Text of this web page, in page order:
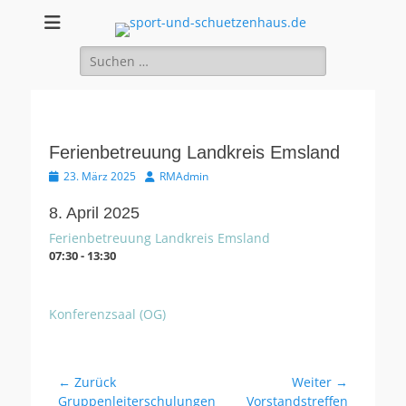
sport-und-
Sport- und Schützenhaus GbR
Suche
nach:
Ferienbetreuung Landkreis Emsland
Veröffentlicht
23. März 2025 AutorRMAdmin
8. April 2025
Ferienbetreuung Landkreis Emsland
07:30 - 13:30
Konferenzsaal (OG)
Beitragsnavigation
← Zurück
Vorheriger
Gruppenleiterschulungen
Weiter →
NächsterVorstandstreffen